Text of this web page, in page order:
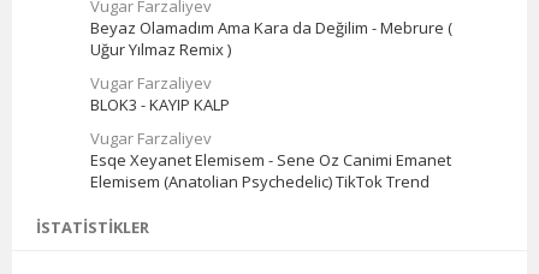
Vugar Farzaliyev
Beyaz Olamadım Ama Kara da Değilim - Mebrure (
Uğur Yılmaz Remix )
Vugar Farzaliyev
BLOK3 - KAYIP KALP
Vugar Farzaliyev
Esqe Xeyanet Elemisem - Sene Oz Canimi Emanet
Elemisem (Anatolian Psychedelic) TikTok Trend
İSTATISTIKLER